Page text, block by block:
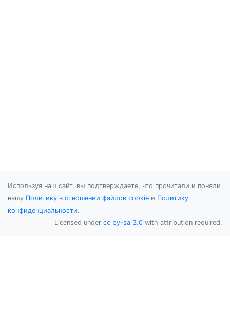
Используя наш сайт, вы подтверждаете, что прочитали и поняли
нашу Политику в отношении файлов cookie и Политику
конфиденциальности.
Licensed under cc by-sa 3.0 with attribution required.